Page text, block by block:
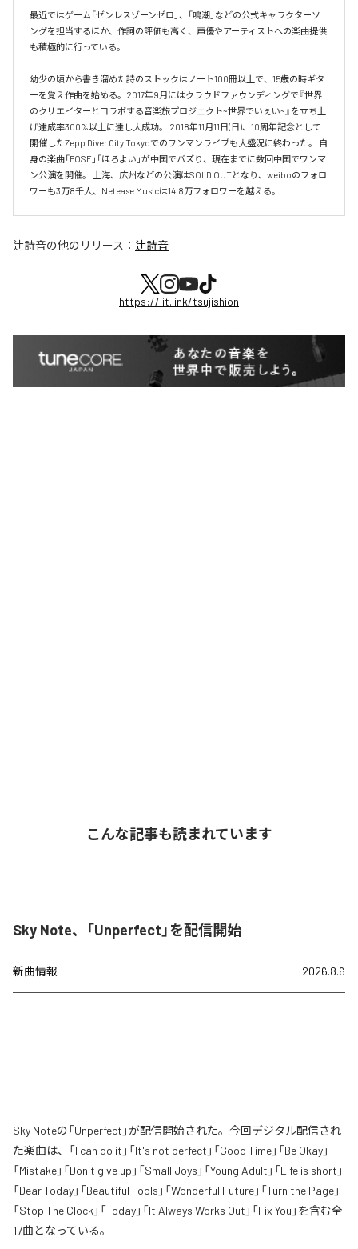
最近ではゲーム「ゼンレスゾーンゼロ」、「鳴潮」などの公式キャラクターソ
ングを担当するほか、作詞の評価も高く、声優やアーティストへの楽曲提供
も積極的に行っている。
幼少の頃から書き溜めた詩のストックはノート100冊以上で、15歳の時ギタ
ーを覚え作曲を始める。2017年9月にはクラウドファウンディングで『世界
のクリエイターとコラボする音楽旅プロジェクト~世界でいぇい~』を立ち上
げ達成率300%以上に達し大成功。 2018年11月11日(日)、10周年記念として
開催したZepp Diver City Tokyoでのワンマンライブも大盛況に終わった。 自
身の楽曲「POSE」「ほろよい」が中国でバズり、現在までに数回中国でワンマ
ン公演を開催。 上海、広州などの公演はSOLD OUTとなり、weiboのフォロ
ワーも3万8千人、Netease Musicは14.8万フォロワーを越える。
辻詩音の他のリリース： 辻詩音
https://lit.link/tsujishion
こんな記事も読まれています
Sky Note、「Unperfect」を配信開始
新曲情報 2026.8.6
Sky Noteの「Unperfect」が配信開始された。今回デジタル配信され
た楽曲は、「I can do it」「It's not perfect」「Good Time」「Be Okay」
「Mistake」「Don't give up」「Small Joys」「Young Adult」「Life is short」
「Dear Today」「Beautiful Fools」「Wonderful Future」「Turn the Page」
「Stop The Clock」「Today」「It Always Works Out」「Fix You」を含む全
17曲となっている。